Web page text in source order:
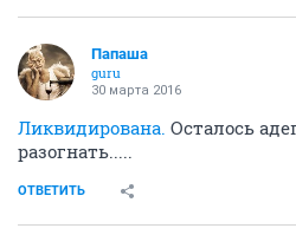
Папаша
guru
30 марта 2016
Ликвидирована. Осталось
разогнать.....
ОТВЕТИТЬ